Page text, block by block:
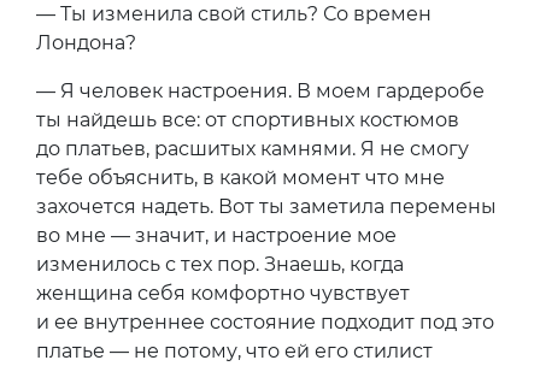
— Ты изменила свой стиль? Со времен
Лондона?
— Я человек настроения. В моем гардеробе
ты найдешь все: от спортивных костюмов
до платьев, расшитых камнями. Я не смогу
тебе объяснить, в какой момент что мне
захочется надеть. Вот ты заметила перемены
во мне — значит, и настроение мое
изменилось с тех пор. Знаешь, когда
женщина себя комфортно чувствует
и ее внутреннее состояние подходит под это
платье — не потому, что ей его стилист